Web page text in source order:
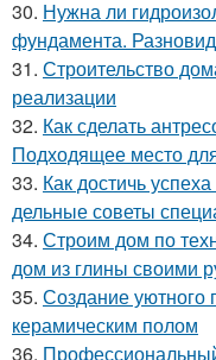
30. Нужна ли
фундамента.
31. Строительство
реализации
32. Как сделать
Подходящее место
33. Как достичь
дельные советы
34. Строим дом по
дом из глины своими
35. Создание уютного
керамическим полом
36.